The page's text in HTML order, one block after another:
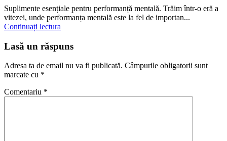
Suplimente esențiale pentru performanță mentală. Trăim într-o eră a
vitezei, unde performanța mentală este la fel de importan...
Continuați lectura
Lasă un răspuns
Adresa ta de email nu va fi publicată. Câmpurile obligatorii sunt
marcate cu *
Comentariu *